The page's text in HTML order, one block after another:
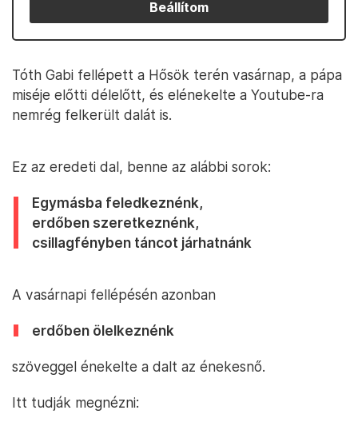
Beállítom
Tóth Gabi fellépett a Hősök terén vasárnap, a pápa
miséje előtti délelőtt, és elénekelte a Youtube-ra
nemrég felkerült dalát is.
Ez az eredeti dal, benne az alábbi sorok:
Egymásba feledkeznénk,
erdőben szeretkeznénk,
csillagfényben táncot járhatnánk
A vasárnapi fellépésén azonban
erdőben ölelkeznénk
szöveggel énekelte a dalt az énekesnő.
Itt tudják megnézni: